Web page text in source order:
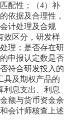
配性；（4）补
依据及合理性，
计处理及合规
效区分，研发样
理；是否存在研
申报认定数是否
符合研发投入的
具及期权产品的
利息支出、利息
额与货币资金余
会计师核查上述